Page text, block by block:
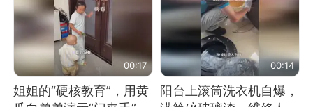
00:17
姐姐的“硬核教育”，用黄
00:14
阳台上滚筒洗衣机自爆，